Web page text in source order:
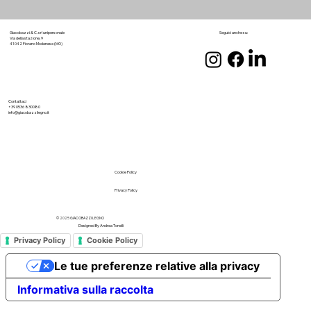
Giacobazzi & C. srl unipersonale
Via della stazione, 9
41042 Fiorano Modenese (MO)
Contattaci
+39 0536 830080
info@giacobazzilegno.it
© 2025 GIACOBAZZI LEGNO
Designed ByAndrea Tonelli
Seguici anche su:
Privacy Policy
Cookie Policy
Privacy Policy Cookie Policy
Informativa sulla raccolta
Le tue preferenze relative alla privacy